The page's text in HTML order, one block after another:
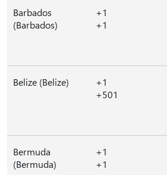
Barbados
(Barbados)
+1
+1
Belize (Belize)
+1
+501
Bermuda
(Bermuda)
+1
+1